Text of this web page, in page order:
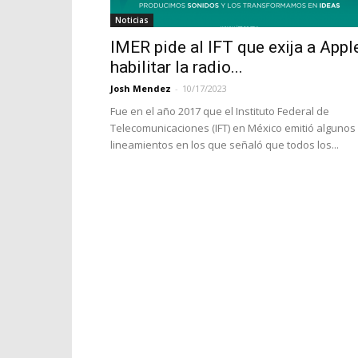
Noticias
IMER pide al IFT que exija a
habilitar la radio...
Josh Mendez - 10/17/2023
Fue en el año 2017 que el Instituto Federal de
Telecomunicaciones (IFT) en México emitió algunos
lineamientos en los que señaló que todos los...